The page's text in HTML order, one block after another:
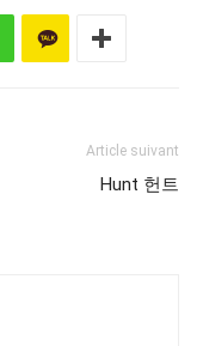
Article suivant
Hunt 헌트